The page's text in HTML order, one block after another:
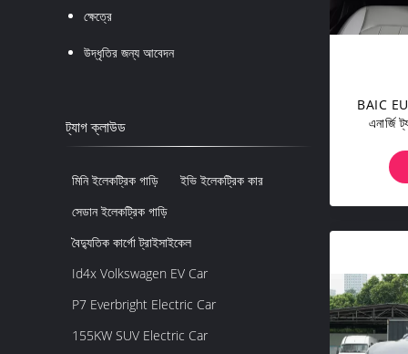
ক্ষেত্রে
উদ্ধৃতির জন্য আবেদন
ট্যাগ ক্লাউড
মিনি ইলেকট্রিক গাড়ি
ইভি ইলেকট্রিক কার
সেডান ইলেকট্রিক গাড়ি
বৈদ্যুতিক কার্গো ট্রাইসাইকেল
Id4x Volkswagen EV Car
P7 Everbright Electric Car
155KW SUV Electric Car
BAIC
এনার্জি